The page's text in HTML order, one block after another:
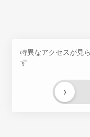
特異なアクセスが見
す
›